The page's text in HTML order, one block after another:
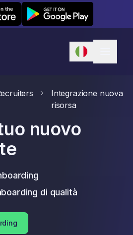
Leexi on Android
Integrazione nuova
risorsa
nuovo
di qualità